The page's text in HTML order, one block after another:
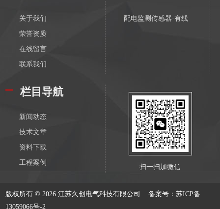
关于我们
荣誉资质
在线留言
联系我们
配电监测传感器-有线
栏目导航
新闻动态
技术文章
资料下载
工程案例
扫一扫加微信
版权所有 © 2026 江苏久创电气科技有限公司备案号：苏ICP备
13059066号-2